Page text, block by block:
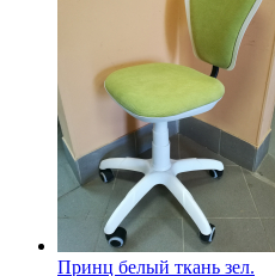
Принц белый ткань зел.